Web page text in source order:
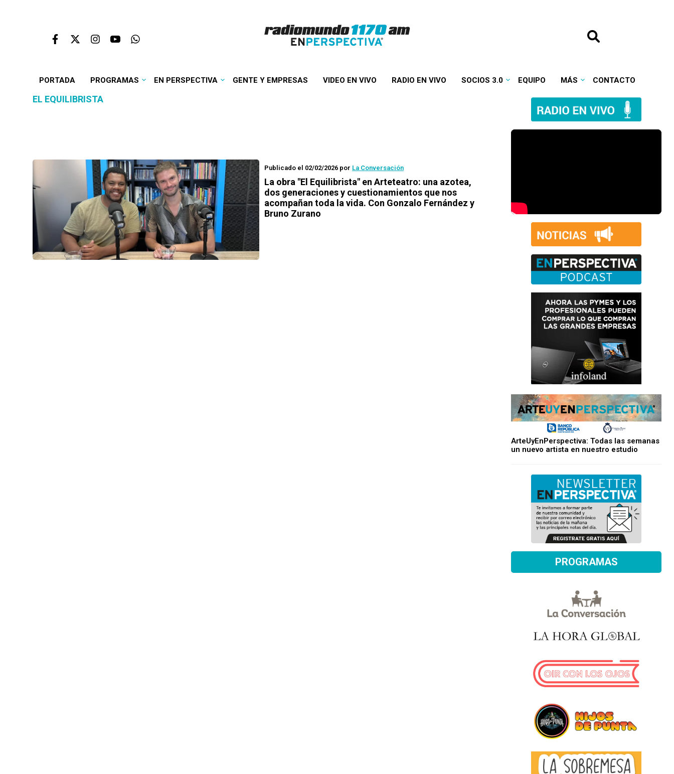
PORTADA PROGRAMAS EN PERSPECTIVA GENTE Y EMPRESAS VIDEO EN VIVO RADIO EN VIVO SOCIOS 3.0 EQUIPO MÁS CONTACTO
EL EQUILIBRISTA
Publicado el 02/02/2026 por La Conversación
La obra "El Equilibrista" en Arteteatro: una azotea,
dos generaciones y cuestionamientos que nos
acompañan toda la vida. Con Gonzalo Fernández y
Bruno Zurano
ArteUyEnPerspectiva: Todas las semanas
un nuevo artista en nuestro estudio
PROGRAMAS